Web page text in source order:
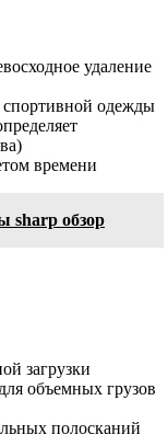
удаление
одежды
времени
sharp обзор
загрузки
объемных грузов
полосканий